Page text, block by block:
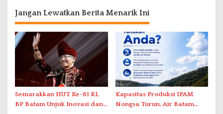
Jangan Lewatkan Berita Menarik Ini
Semarakkan HUT Ke-81 RI,
BP Batam Unjuk Inovasi dan
Kapasitas Produksi IPAM
Nongsa Turun, Air Batam